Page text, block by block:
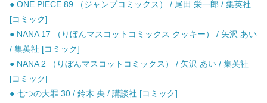
● ONE PIECE 89 （ジャンプコミックス） / 尾田 栄一郎 / 集英社
[コミック]
● NANA 17 （りぼんマスコットコミックス クッキー） / 矢沢 あい
/ 集英社 [コミック]
● NANA 2 （りぼんマスコットコミックス） / 矢沢 あい / 集英社
[コミック]
● 七つの大罪 30 / 鈴木 央 / 講談社 [コミック]